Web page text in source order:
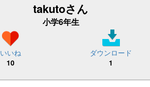
takutoさん
小学6年生
いいね
10
ダウンロード
1